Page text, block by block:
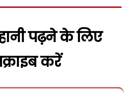
पढ़ने के लिए
करें